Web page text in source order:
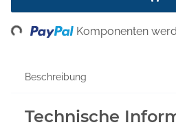
Komponenten
Beschreibung
Technische